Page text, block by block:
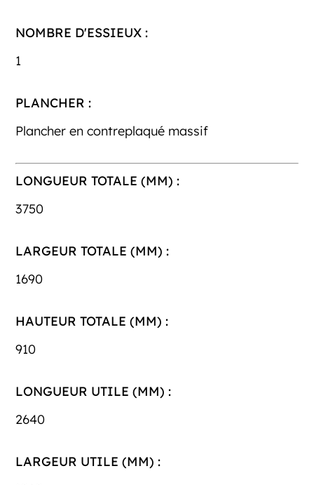
NOMBRE D'ESSIEUX :
1
PLANCHER :
Plancher en contreplaqué massif
LONGUEUR TOTALE (MM) :
3750
LARGEUR TOTALE (MM) :
1690
HAUTEUR TOTALE (MM) :
910
LONGUEUR UTILE (MM) :
2640
LARGEUR UTILE (MM) :